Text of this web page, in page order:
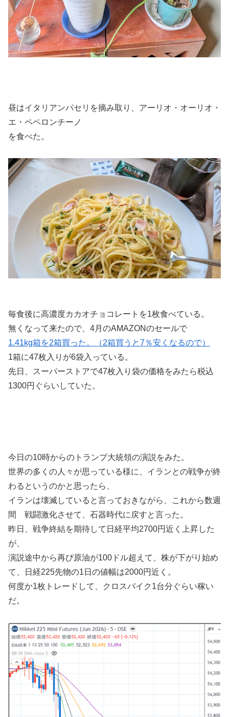
昼はイタリアンパセリを摘み取り、アーリオ・オーリオ・
エ・ペペロンチーノ
を食べた。
毎食後に高濃度カカオチョコレートを1枚食べている。
無くなって来たので、4月のAMAZONのセールで
1.41kg箱を2箱買った。（2箱買うと7％安くなるので）
1箱に47枚入りが6袋入っている。
先日、スーパーストアで47枚入り袋の価格をみたら税込
1300円ぐらいしていた。
今日の10時からのトランプ大統領の演説をみた。
世界の多くの人々が思っている様に、イランとの戦争が終
わるというのかと思ったら、
イランは壊滅していると言っておきながら、これから数週
間 戦闘激化させて、石器時代に戻すと言った。
昨日、戦争終結を期待して日経平均2700円近く上昇した
が、
演説途中から再び原油が100ドル超えて、株が下がり始め
て、日経225先物の1日の値幅は2000円近く。
何度か1枚トレードして、クロスバイク1台分ぐらい稼い
だ。